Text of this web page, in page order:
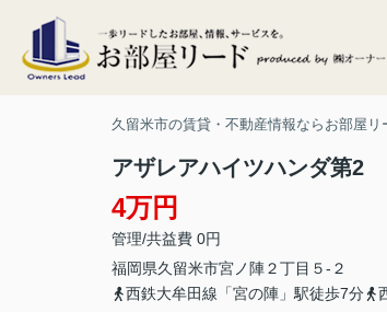
久留米市の賃貸・不動産情報ならお部屋リ
アザレアハイツハンダ第2
4万円
管理/共益費 0円
福岡県久留米市宮ノ陣２丁目５-２
西鉄大牟田線「宮の陣」駅徒歩7分